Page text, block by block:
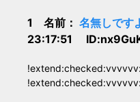
1 名前： 名無しです
23:17:51